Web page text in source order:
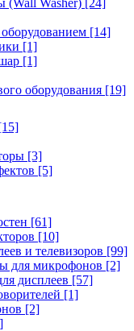
(Wall Washer) [24]
[14]
[1]
[1]
оборудования [19]
[3]
[5]
[61]
[10]
и телевизоров [99]
для микрофонов [2]
дисплеев [57]
[1]
[2]